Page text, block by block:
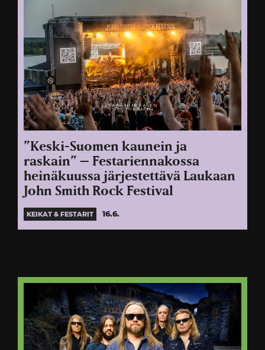
”Keski-Suomen kaunein ja
raskain” – Festariennakossa
heinäkuussa järjestettävä Laukaan
John Smith Rock Festival
KEIKAT & FESTARIT 16.6.